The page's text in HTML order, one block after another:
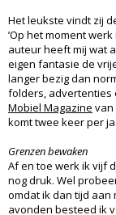
Het leukste vindt zij
’Op het moment
auteur heeft mij wat
eigen fantasie de
langer bezig dan
folders, advertenties
Mobiel Magazine van
komt twee keer per
Grenzen bewaken
Af en toe werk ik vijf
nog druk. Wel
omdat ik dan tijd aan
avonden besteed ik